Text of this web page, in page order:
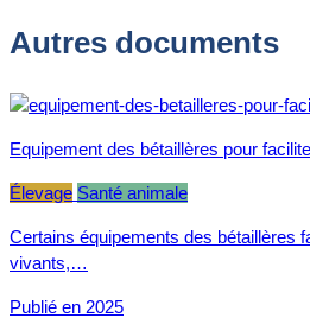
Autres documents
Equipement des bétaillères pour
Élevage Santé animale
Certains équipements des bétaillères
vivants,…
Publié en 2025